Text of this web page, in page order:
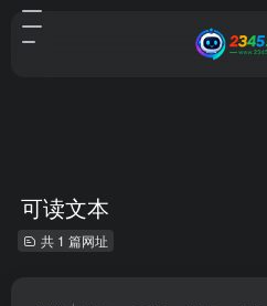
可读文本
共 1 篇网址